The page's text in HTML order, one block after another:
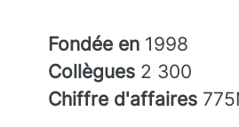
Fondée en 1998
Collègues 2 300
Chiffre d'affaires